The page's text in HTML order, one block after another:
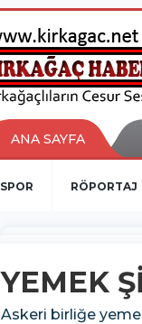
ANA SAYFA
SPOR RÖPORTAJ
YEMEK
Askeri birliğe